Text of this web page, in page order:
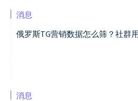
消息
俄罗斯TG营销数据怎么筛？社群
消息